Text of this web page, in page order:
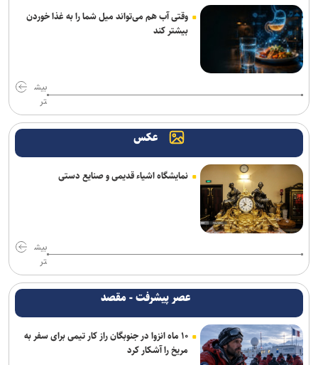
میلیون دلاری
کتاب «برنامه راهبردی حکمرانی‌محور» بنیاد شهید رونمایی شد/ برنامه
پنج‌ساله بنیاد شهید و امور ایثارگران برای حرکت تا افق ۱۴۱۰
اجرای «خسوف»؛ روایت موسیقایی عاشورا در تالار وحدت
«سوگواره نذر شعر»؛ تلاش برای پیوند شعر عاشورایی با انسان معاصر
«دورهمی سرتوک؛ شبی برای قصه و قدردانی» در تالار هنر برگزار می‌شود
«لاله‌خیز»؛ روایت انسان‌هایی که جنگ نتوانست ایستادگی‌شان را به زانو
درآورد
از مأموریت استانی تا اجرای مدل تأمین مالی خرد زنان در خوزستان
از تولیدات مشترک سینمایی تا حضور در نمایشگاه کتاب تهران
احیای ۹۵ واحد تولیدی آسیب‌دیده از جنگ در استان تهران
حدیث جان‌بزرگی: خبرنگاری یک کارگاه تجربی برای مستندسازی بود
وقتی آب هم می‌تواند میل شما را به غذا خوردن
بیشتر کند
بیش
تر
عکس
نمایشگاه اشیاء قدیمی و صنایع دستی
بیش
تر
عصر پیشرفت - مقصد
۱۰ ماه انزوا در جنوبگان راز کار تیمی برای سفر به
مریخ را آشکار کرد